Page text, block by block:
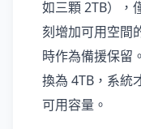
如三顆 2TB），
刻增加可用空間
時作為備援保留
換為 4TB，系統
可用容量。